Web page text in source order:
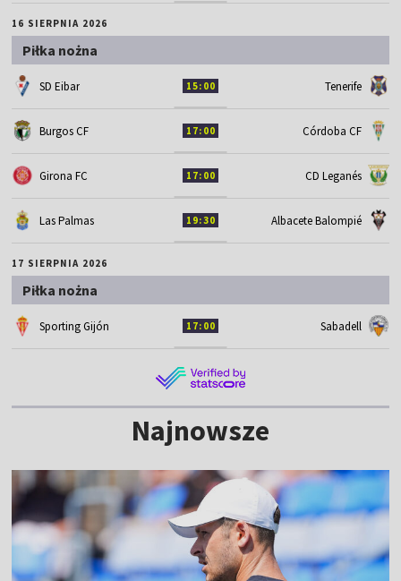
16 SIERPNIA 2026
Piłka nożna
SD Eibar 15:00 Tenerife
Burgos CF 17:00 Córdoba CF
Girona FC 17:00 CD Leganés
Las Palmas 19:30 Albacete Balompié
17 SIERPNIA 2026
Piłka nożna
Sporting Gijón 17:00 Sabadell
Najnowsze